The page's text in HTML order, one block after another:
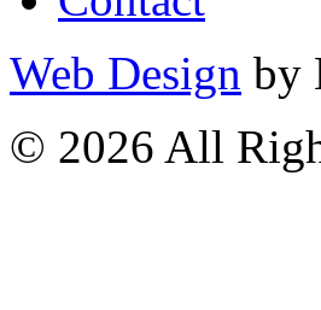
Web Design by
© 2026 All